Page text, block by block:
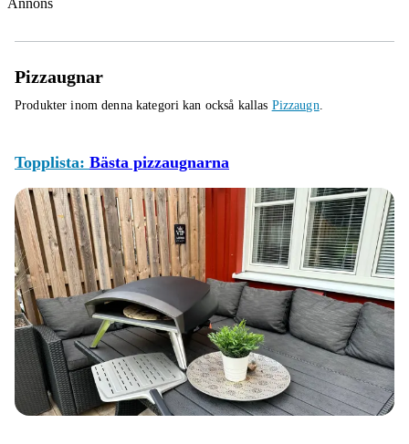
Annons
Pizzaugnar
Produkter inom denna kategori kan också kallas Pizzaugn.
Topplista: Bästa pizzaugnarna